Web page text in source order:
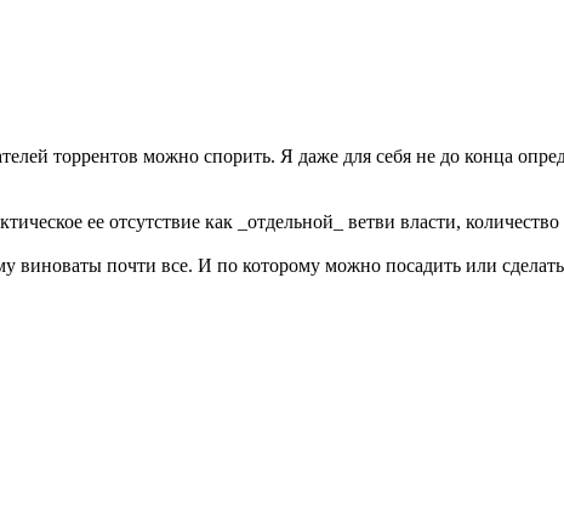
торрентов можно спорить. Я даже для себя не до конца
ее отсутствие как _отдельной_ ветви власти,
виноваты почти все. И по которому можно посадить или